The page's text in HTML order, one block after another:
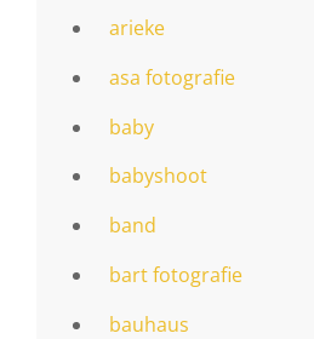
arieke
asa fotografie
baby
babyshoot
band
bart fotografie
bauhaus